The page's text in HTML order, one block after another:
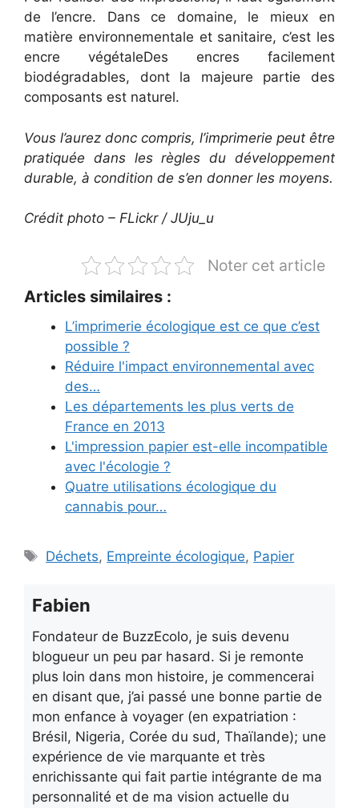
de l’encre. Dans ce domaine, le mieux en
matière environnementale et sanitaire, c’est les
encre végétaleDes encres facilement
biodégradables, dont la majeure partie des
composants est naturel.
Vous l’aurez donc compris, l’imprimerie peut être
pratiquée dans les règles du développement
durable, à condition de s’en donner les moyens.
Crédit photo – FLickr / JUju_u
Noter cet article
Articles similaires :
L’imprimerie écologique est ce que c’est
possible ?
Réduire l'impact environnemental avec
des…
Les départements les plus verts de
France en 2013
L'impression papier est-elle incompatible
avec l'écologie ?
Quatre utilisations écologique du
cannabis pour…
Étiquettes
Déchets, Empreinte écologique, Papier
Fabien
Fondateur de BuzzEcolo, je suis devenu
blogueur un peu par hasard. Si je remonte
plus loin dans mon histoire, je commencerai
en disant que, j’ai passé une bonne partie de
mon enfance à voyager (en expatriation :
Brésil, Nigeria, Corée du sud, Thaïlande); une
expérience de vie marquante et très
enrichissante qui fait partie intégrante de ma
personnalité et de ma vision actuelle du